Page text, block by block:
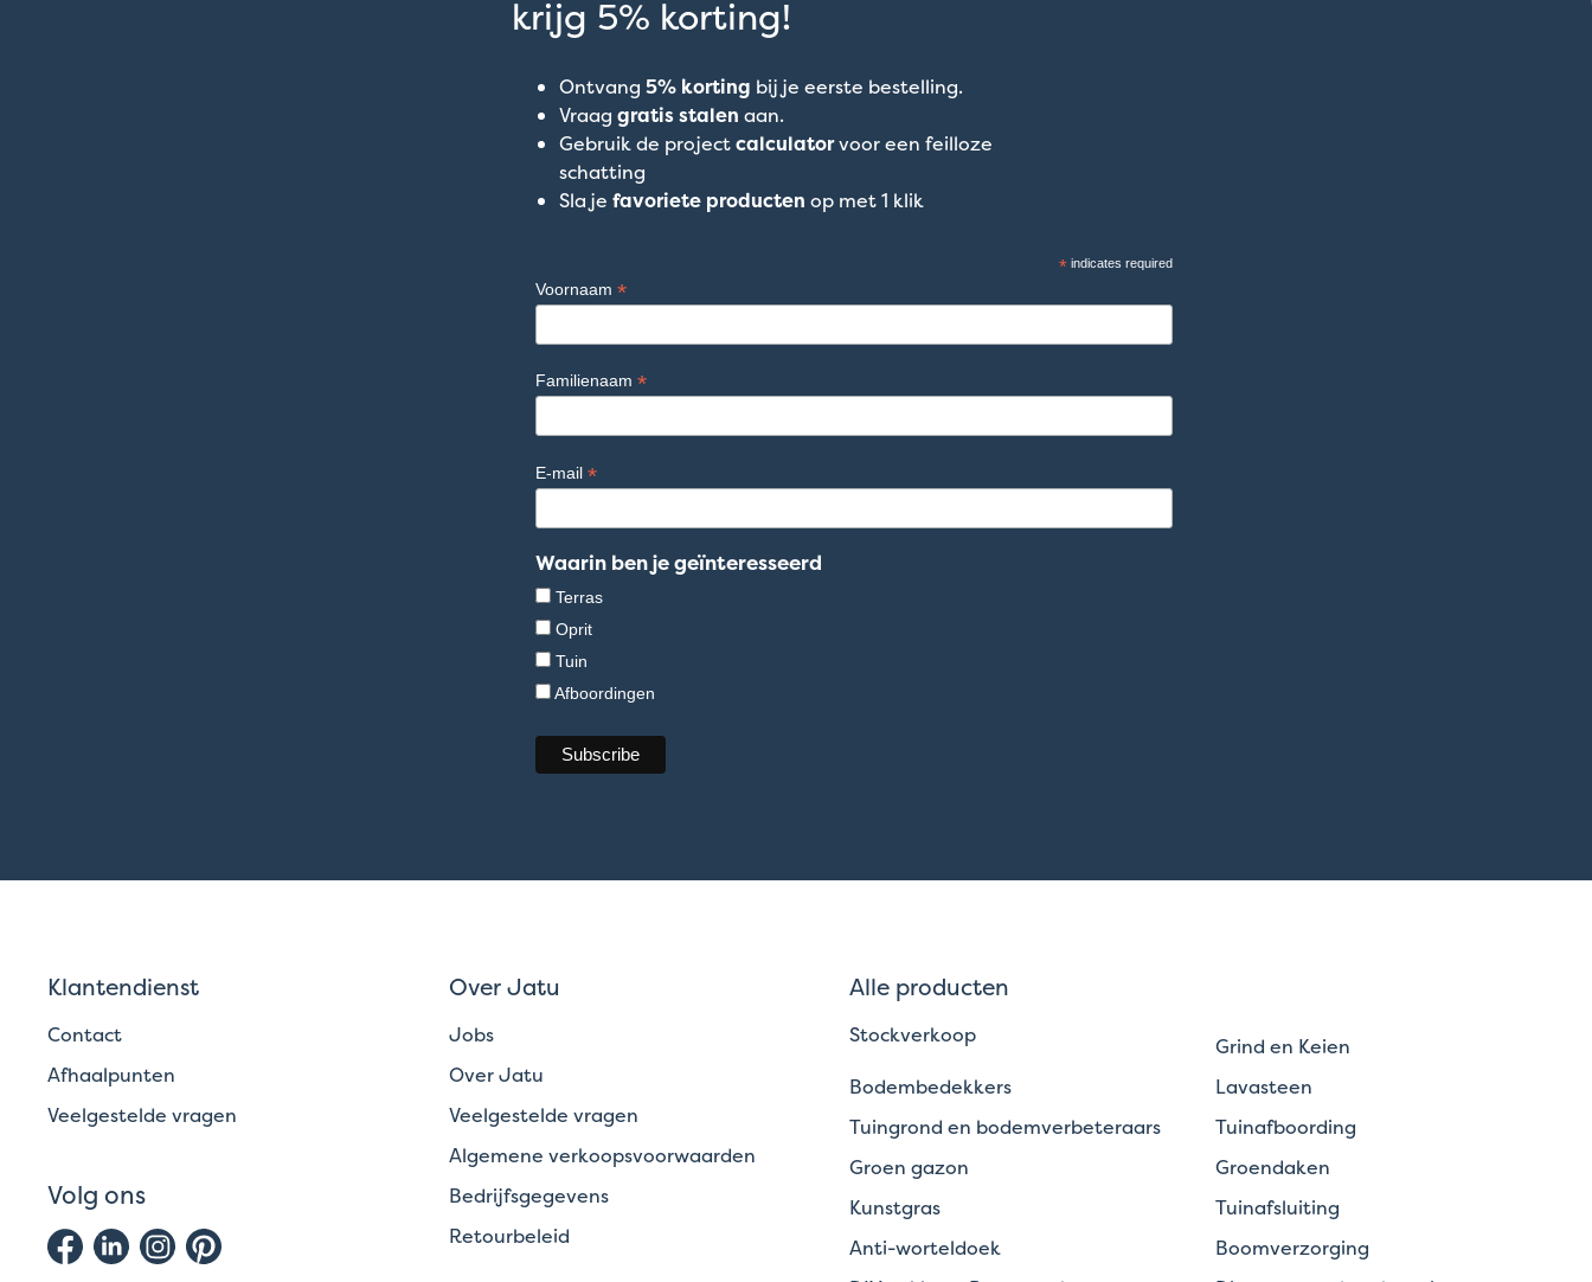
krijg 5% korting!
Ontvang 5% korting bij je eerste bestelling.
Vraag gratis stalen aan.
Gebruik de projectcalculatorvoor een feilloze
schatting
Sla je favoriete producten op met 1 klik
*indicates required
Voornaam *
Familienaam *
E-mail *
Waarin ben je geïnteresseerd
Terras
Oprit
Tuin
Afboordingen
Klantendienst
Contact
Afhaalpunten
Veelgestelde vragen
Volg ons
Over Jatu
Jobs
Over Jatu
Veelgestelde vragen
Algemene verkoopsvoorwaarden
Bedrijfsgegevens
Retourbeleid
Alle producten
Stockverkoop
Grind en Keien
Bodembedekkers
Lavasteen
Tuingrond en bodemverbeteraars
Tuinafboording
Groen gazon
Groendaken
Kunstgras
Tuinafsluiting
Anti-worteldoek
Boomverzorging